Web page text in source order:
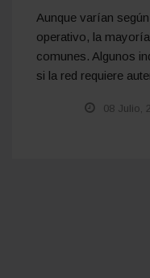
Aunque varían
operativo, la
comunes. Algunos
si la red requiere
08 Julio,